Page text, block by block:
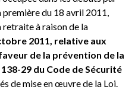
du 18 avril 2011,
à raison de la
2011, relative aux
de la prévention de la
29 du Code de Sécurité
de mise en œuvre de la Loi.